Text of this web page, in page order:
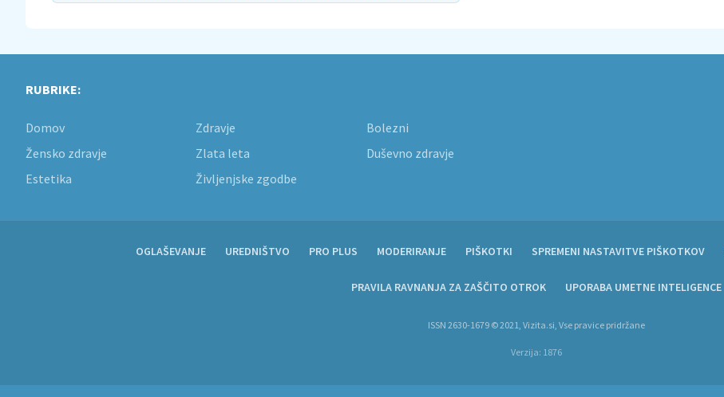
RUBRIKE:
Domov Zdravje
Bolezni
Žensko zdravje
Zlata leta
Duševno zdravje
Estetika
Življenjske zgodbe
OGLAŠEVANJE UREDNIŠTVO PRO PLUS MODERIRANJE PIŠKOTKI SPREMENI NASTAVITVE PIŠKOTKOV
PRAVILA RAVNANJA ZA ZAŠČITO OTROK UPORABA UMETNE INTELIGENCE
ISSN 2630-1679 © 2021, Vizita.si, Vse pravice pridržane
Verzija: 1876